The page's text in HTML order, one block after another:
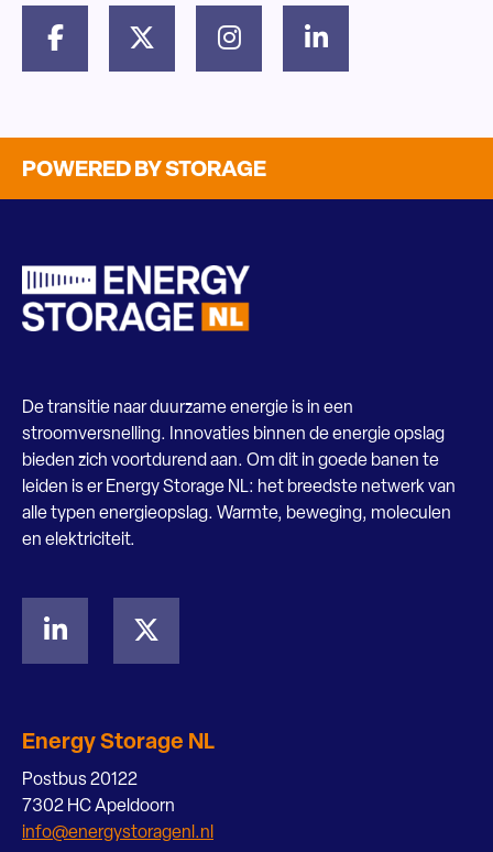
POWERED BY STORAGE
De transitie naar duurzame energie is in een
stroomversnelling. Innovaties binnen de energie opslag
bieden zich voortdurend aan. Om dit in goede banen te
leiden is er Energy Storage NL: het breedste netwerk van
alle typen energieopslag. Warmte, beweging, moleculen
en elektriciteit.
Energy Storage NL
Postbus 20122
7302 HC Apeldoorn
info@energystoragenl.nl